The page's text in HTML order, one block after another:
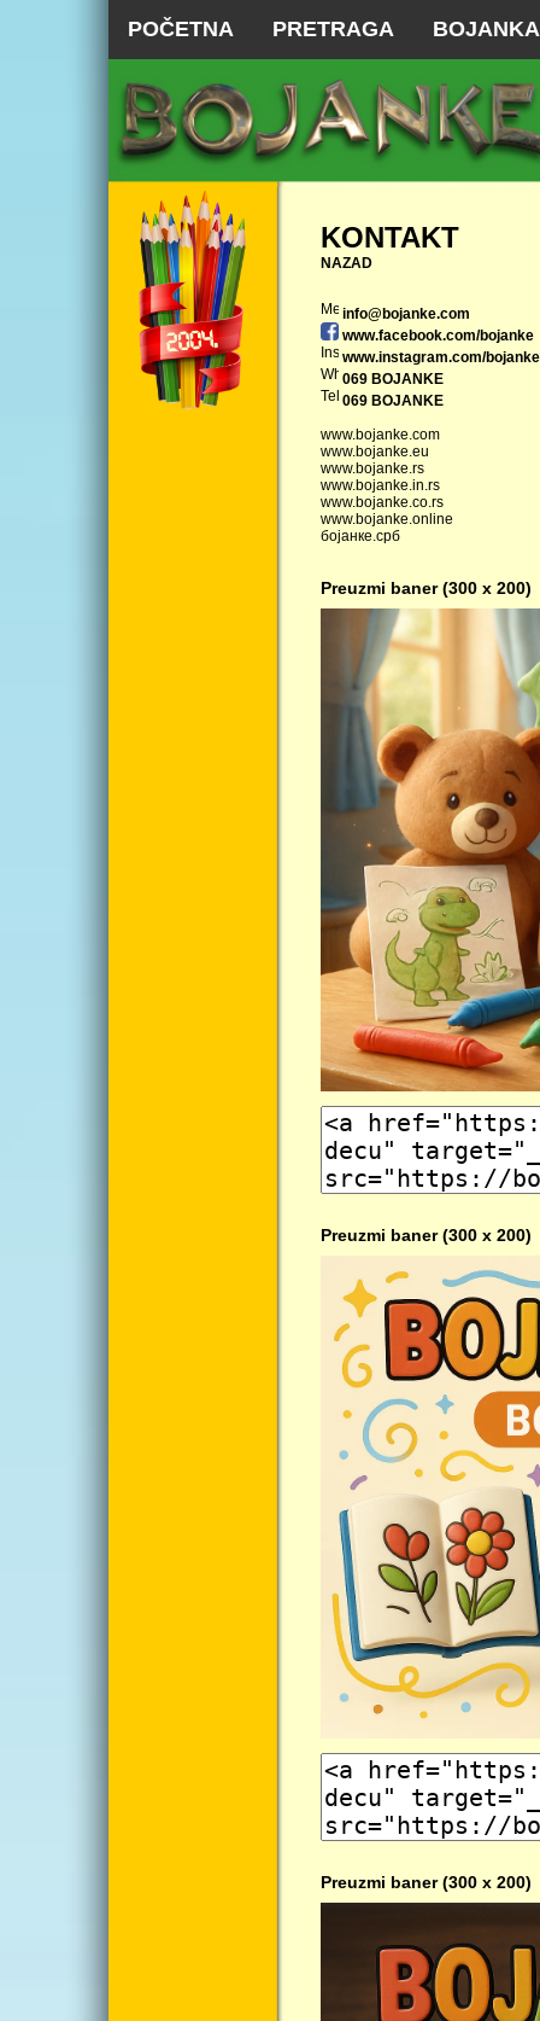
POČETNA PRETRAGA BOJANKA
KONTAKT
NAZAD
info@bojanke.com
www.facebook.com/bojanke
www.instagram.com/bojanke
069 BOJANKE
069 BOJANKE
www.bojanke.com
www.bojanke.eu
www.bojanke.rs
www.bojanke.in.rs
www.bojanke.co.rs
www.bojanke.online
бојанке.срб
Preuzmi baner (300 x 200)
Preuzmi baner (300 x 200)
Preuzmi baner (300 x 200)